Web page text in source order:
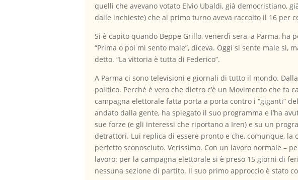
quelli che avevano votato Elvio Ubaldi, già democristiano,
dalle inchieste) che al primo turno aveva raccolto il 16 per
Si è capito quando Beppe Grillo, venerdì sera, a Parma,
“Prima o poi mi sento male”, diceva. Oggi si sente male sì,
detto. “La vittoria è tutta di Federico”.
A Parma ci sono televisioni e giornali di tutto il mondo.
politico. Perché è vero che dietro c’è un Movimento che fa
campagna elettorale fatta porta a porta contro i “giganti”
andato dalla gente, ha spiegato il suo programma e l’ha
sue forze (e gli interessi che riportano a Iren) e su un
detrattori. Lui replica di essere pronto e che, comunque, la
perfetto sconosciuto. Verissimo. Con un lavoro normale –
lavoro: per la campagna elettorale si è preso 15 giorni di
nessuna sezione di partito. Il suo primo approccio è stato